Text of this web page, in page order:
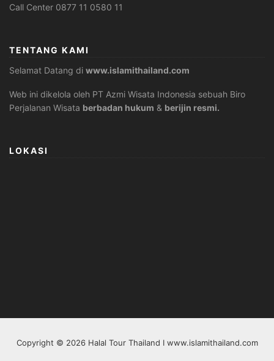
Call Center 0877 11 0580 11
TENTANG KAMI
Selamat Datang di www.islamithailand.com
Web ini dikelola oleh PT Azmi Wisata Indonesia sebuah Biro
Perjalanan Wisata berbadan hukum & berijin resmi.
LOKASI
Copyright © 2026 Halal Tour Thailand I www.islamithailand.com